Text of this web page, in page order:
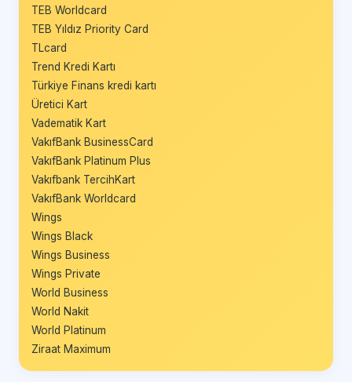
TEB Worldcard
TEB Yıldız Priority Card
TLcard
Trend Kredi Kartı
Türkiye Finans kredi kartı
Üretici Kart
Vadematik Kart
VakıfBank BusinessCard
VakıfBank Platinum Plus
Vakıfbank TercihKart
VakıfBank Worldcard
Wings
Wings Black
Wings Business
Wings Private
World Business
World Nakit
World Platinum
Ziraat Maximum